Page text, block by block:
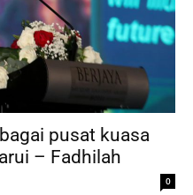
pusat kuasa
– Fadhilah
0